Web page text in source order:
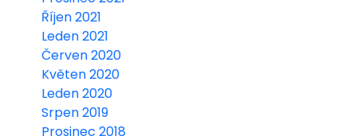
Říjen 2021
Leden 2021
Červen 2020
Květen 2020
Leden 2020
Srpen 2019
Prosinec 2018